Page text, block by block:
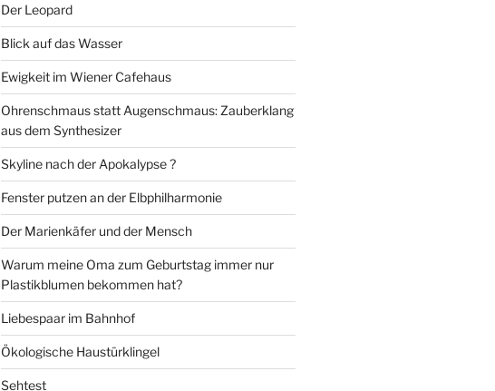
Der Leopard
Blick auf das Wasser
Ewigkeit im Wiener Cafehaus
Ohrenschmaus statt Augenschmaus: Zauberklang
aus dem Synthesizer
Skyline nach der Apokalypse ?
Fenster putzen an der Elbphilharmonie
Der Marienkäfer und der Mensch
Warum meine Oma zum Geburtstag immer nur
Plastikblumen bekommen hat?
Liebespaar im Bahnhof
Ökologische Haustürklingel
Sehtest